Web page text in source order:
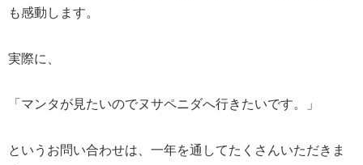
も感動します。
実際に、
「マンタが見たいのでヌサペニダへ行きたいです。」
というお問い合わせは、一年を通してたくさんいただきま